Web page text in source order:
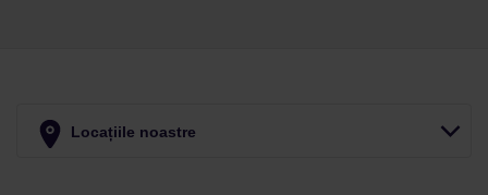
Locațiile noastre